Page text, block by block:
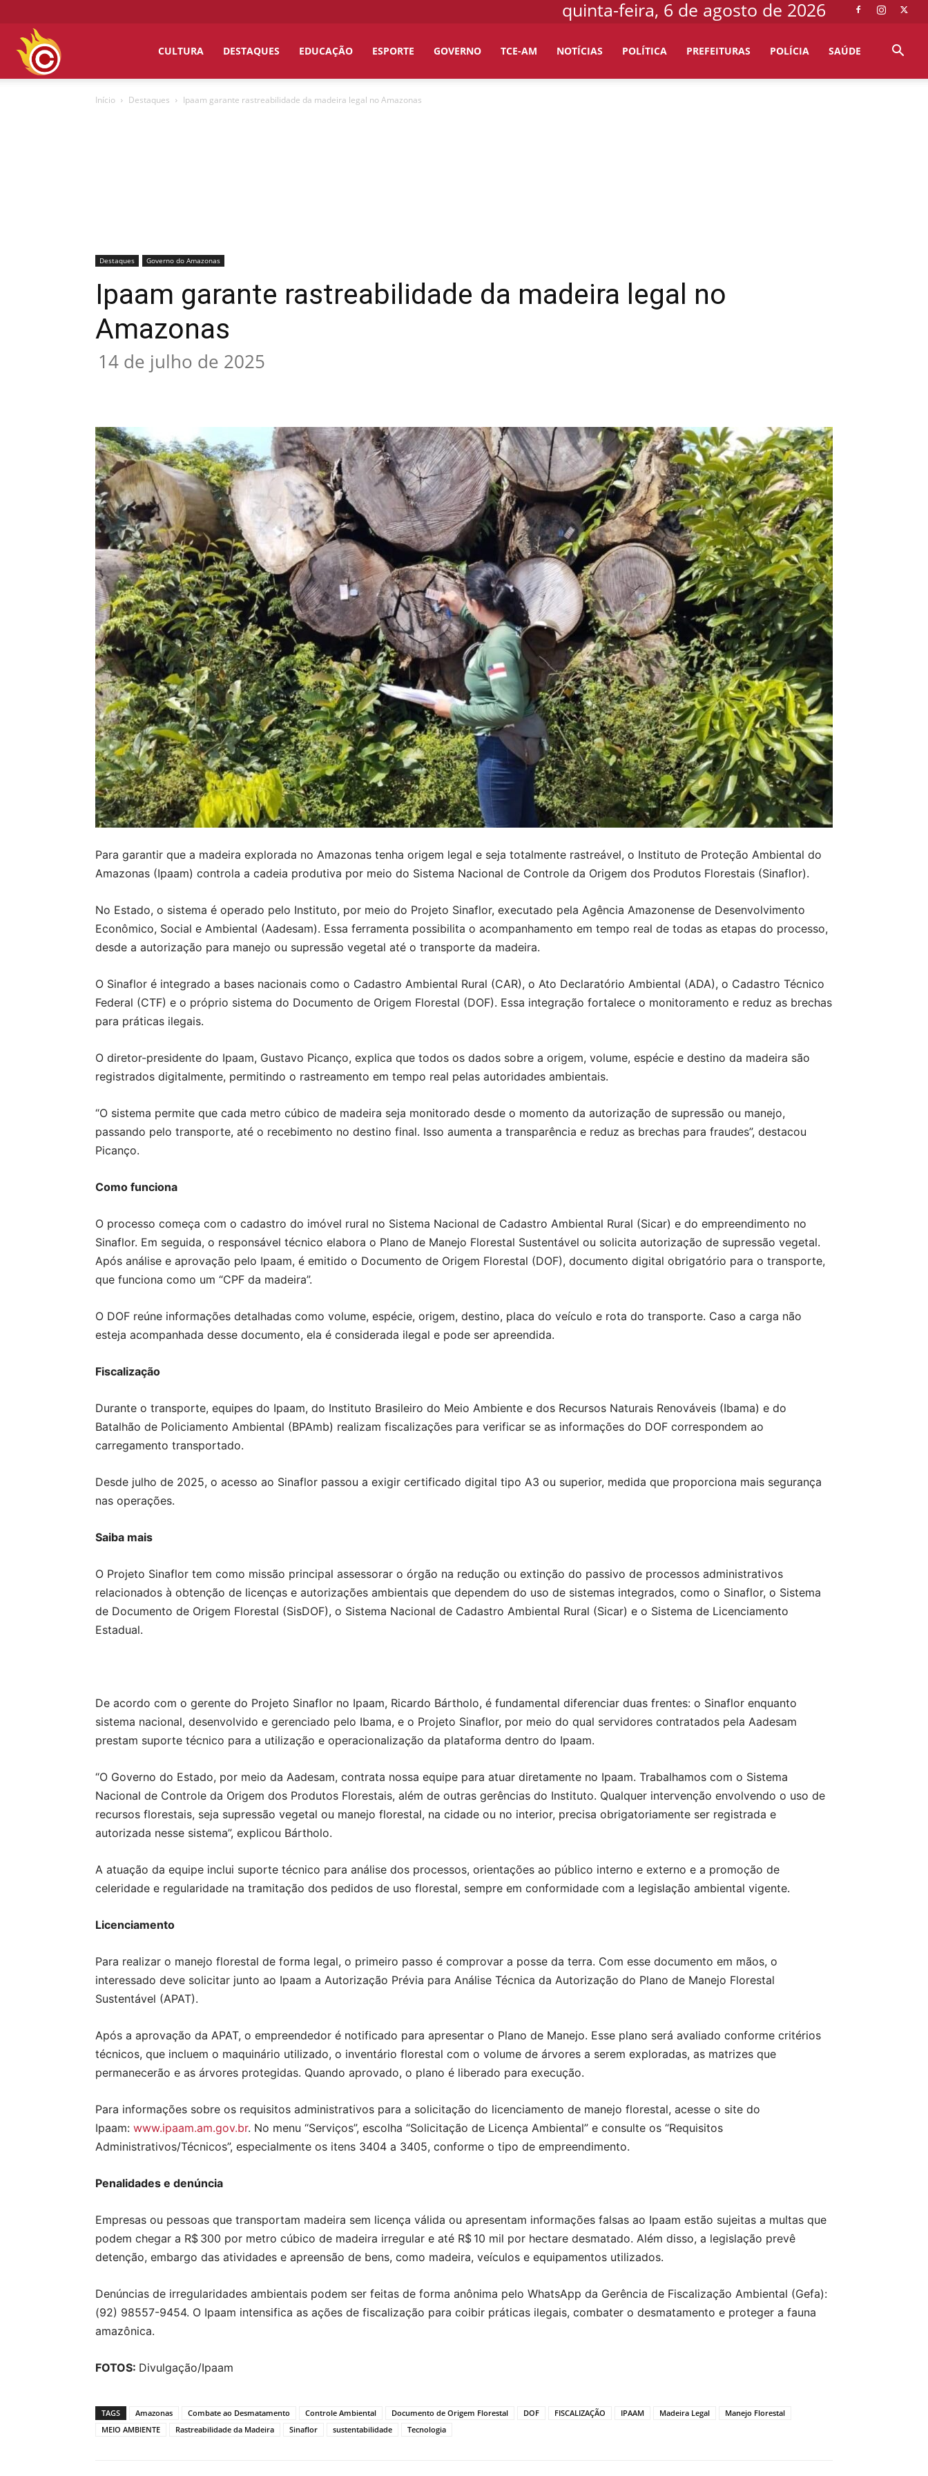
quinta-feira, 6 de agosto de 2026
CULTURA DESTAQUES EDUCAÇÃO ESPORTE GOVERNO TCE-AM NOTÍCIAS POLÍTICA PREFEITURAS POLÍCIA SAÚDE
Início Destaques Ipaam garante rastreabilidade da madeira legal no Amazonas
Destaques Governo do Amazonas
Ipaam garante rastreabilidade da madeira legal no
Amazonas
14 de julho de 2025
Para garantir que a madeira explorada no Amazonas tenha origem legal e seja totalmente rastreável, o Instituto de Proteção Ambiental do
Amazonas (Ipaam) controla a cadeia produtiva por meio do Sistema Nacional de Controle da Origem dos Produtos Florestais (Sinaflor).
No Estado, o sistema é operado pelo Instituto, por meio do Projeto Sinaflor, executado pela Agência Amazonense de Desenvolvimento
Econômico, Social e Ambiental (Aadesam). Essa ferramenta possibilita o acompanhamento em tempo real de todas as etapas do processo,
desde a autorização para manejo ou supressão vegetal até o transporte da madeira.
O Sinaflor é integrado a bases nacionais como o Cadastro Ambiental Rural (CAR), o Ato Declaratório Ambiental (ADA), o Cadastro Técnico
Federal (CTF) e o próprio sistema do Documento de Origem Florestal (DOF). Essa integração fortalece o monitoramento e reduz as brechas
para práticas ilegais.
O diretor-presidente do Ipaam, Gustavo Picanço, explica que todos os dados sobre a origem, volume, espécie e destino da madeira são
registrados digitalmente, permitindo o rastreamento em tempo real pelas autoridades ambientais.
“O sistema permite que cada metro cúbico de madeira seja monitorado desde o momento da autorização de supressão ou manejo,
passando pelo transporte, até o recebimento no destino final. Isso aumenta a transparência e reduz as brechas para fraudes”, destacou
Picanço.
Como funciona
O processo começa com o cadastro do imóvel rural no Sistema Nacional de Cadastro Ambiental Rural (Sicar) e do empreendimento no
Sinaflor. Em seguida, o responsável técnico elabora o Plano de Manejo Florestal Sustentável ou solicita autorização de supressão vegetal.
Após análise e aprovação pelo Ipaam, é emitido o Documento de Origem Florestal (DOF), documento digital obrigatório para o transporte,
que funciona como um “CPF da madeira”.
O DOF reúne informações detalhadas como volume, espécie, origem, destino, placa do veículo e rota do transporte. Caso a carga não
esteja acompanhada desse documento, ela é considerada ilegal e pode ser apreendida.
Fiscalização
Durante o transporte, equipes do Ipaam, do Instituto Brasileiro do Meio Ambiente e dos Recursos Naturais Renováveis (Ibama) e do
Batalhão de Policiamento Ambiental (BPAmb) realizam fiscalizações para verificar se as informações do DOF correspondem ao
carregamento transportado.
Desde julho de 2025, o acesso ao Sinaflor passou a exigir certificado digital tipo A3 ou superior, medida que proporciona mais segurança
nas operações.
Saiba mais
O Projeto Sinaflor tem como missão principal assessorar o órgão na redução ou extinção do passivo de processos administrativos
relacionados à obtenção de licenças e autorizações ambientais que dependem do uso de sistemas integrados, como o Sinaflor, o Sistema
de Documento de Origem Florestal (SisDOF), o Sistema Nacional de Cadastro Ambiental Rural (Sicar) e o Sistema de Licenciamento
Estadual.
De acordo com o gerente do Projeto Sinaflor no Ipaam, Ricardo Bártholo, é fundamental diferenciar duas frentes: o Sinaflor enquanto
sistema nacional, desenvolvido e gerenciado pelo Ibama, e o Projeto Sinaflor, por meio do qual servidores contratados pela Aadesam
prestam suporte técnico para a utilização e operacionalização da plataforma dentro do Ipaam.
“O Governo do Estado, por meio da Aadesam, contrata nossa equipe para atuar diretamente no Ipaam. Trabalhamos com o Sistema
Nacional de Controle da Origem dos Produtos Florestais, além de outras gerências do Instituto. Qualquer intervenção envolvendo o uso de
recursos florestais, seja supressão vegetal ou manejo florestal, na cidade ou no interior, precisa obrigatoriamente ser registrada e
autorizada nesse sistema”, explicou Bártholo.
A atuação da equipe inclui suporte técnico para análise dos processos, orientações ao público interno e externo e a promoção de
celeridade e regularidade na tramitação dos pedidos de uso florestal, sempre em conformidade com a legislação ambiental vigente.
Licenciamento
Para realizar o manejo florestal de forma legal, o primeiro passo é comprovar a posse da terra. Com esse documento em mãos, o
interessado deve solicitar junto ao Ipaam a Autorização Prévia para Análise Técnica da Autorização do Plano de Manejo Florestal
Sustentável (APAT).
Após a aprovação da APAT, o empreendedor é notificado para apresentar o Plano de Manejo. Esse plano será avaliado conforme critérios
técnicos, que incluem o maquinário utilizado, o inventário florestal com o volume de árvores a serem exploradas, as matrizes que
permanecerão e as árvores protegidas. Quando aprovado, o plano é liberado para execução.
Para informações sobre os requisitos administrativos para a solicitação do licenciamento de manejo florestal, acesse o site do
Ipaam: www.ipaam.am.gov.br. No menu “Serviços”, escolha “Solicitação de Licença Ambiental” e consulte os “Requisitos
Administrativos/Técnicos”, especialmente os itens 3404 a 3405, conforme o tipo de empreendimento.
Penalidades e denúncia
Empresas ou pessoas que transportam madeira sem licença válida ou apresentam informações falsas ao Ipaam estão sujeitas a multas que
podem chegar a R$ 300 por metro cúbico de madeira irregular e até R$ 10 mil por hectare desmatado. Além disso, a legislação prevê
detenção, embargo das atividades e apreensão de bens, como madeira, veículos e equipamentos utilizados.
Denúncias de irregularidades ambientais podem ser feitas de forma anônima pelo WhatsApp da Gerência de Fiscalização Ambiental (Gefa):
(92) 98557-9454. O Ipaam intensifica as ações de fiscalização para coibir práticas ilegais, combater o desmatamento e proteger a fauna
amazônica.
FOTOS: Divulgação/Ipaam
TAGS Amazonas Combate ao Desmatamento Controle Ambiental Documento de Origem Florestal DOF FISCALIZAÇÃO IPAAM Madeira Legal
Manejo Florestal
MEIO AMBIENTE
Rastreabilidade da Madeira Sinaflor sustentabilidade Tecnologia